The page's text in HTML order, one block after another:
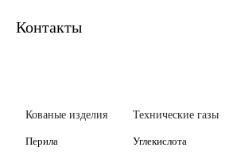
Контакты
Кованые изделия
Перила
Технические газы
Углекислота